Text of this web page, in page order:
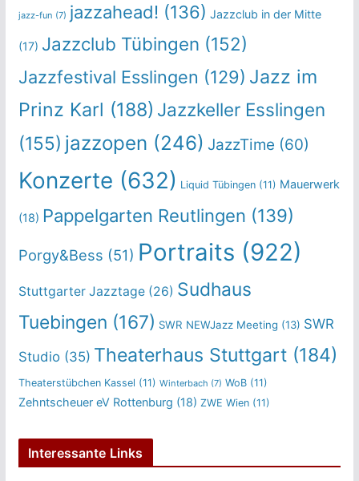
jazz-fun (7) jazzahead! (136) Jazzclub in der Mitte
(17) Jazzclub Tübingen (152)
Jazzfestival Esslingen (129) Jazz im
Prinz Karl (188) Jazzkeller Esslingen
(155) jazzopen (246) JazzTime (60)
Konzerte (632) Liquid Tübingen(11) Mauerwerk
(18) Pappelgarten Reutlingen (139)
Porgy&Bess (51) Portraits (922)
Stuttgarter Jazztage(26) Sudhaus
Tuebingen (167) SWR NEWJazz Meeting (13) SWR
Studio(35) Theaterhaus Stuttgart(184)
Theaterstübchen Kassel (11) Winterbach (7) WoB(11)
Zehntscheuer eV Rottenburg (18) ZWE Wien(11)
Interessante Links